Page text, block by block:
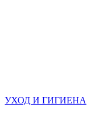
УХОД И ГИГИЕНА